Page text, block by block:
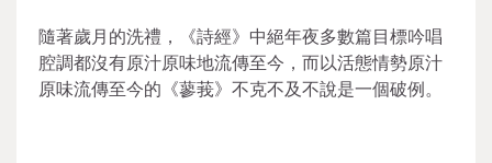
隨著歲月的洗禮，《詩經》中絕年夜多數篇目標吟唱
腔調都沒有原汁原味地流傳至今，而以活態情勢原汁
原味流傳至今的《蓼莪》不克不及不說是一個破例。